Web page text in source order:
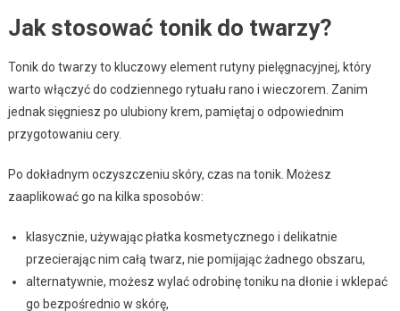
Jak stosować tonik do twarzy?
Tonik do twarzy to kluczowy element rutyny pielęgnacyjnej, który
warto włączyć do codziennego rytuału rano i wieczorem. Zanim
jednak sięgniesz po ulubiony krem, pamiętaj o odpowiednim
przygotowaniu cery.
Po dokładnym oczyszczeniu skóry, czas na tonik. Możesz
zaaplikować go na kilka sposobów:
klasycznie, używając płatka kosmetycznego i delikatnie
przecierając nim całą twarz, nie pomijając żadnego obszaru,
alternatywnie, możesz wylać odrobinę toniku na dłonie i wklepać
go bezpośrednio w skórę,